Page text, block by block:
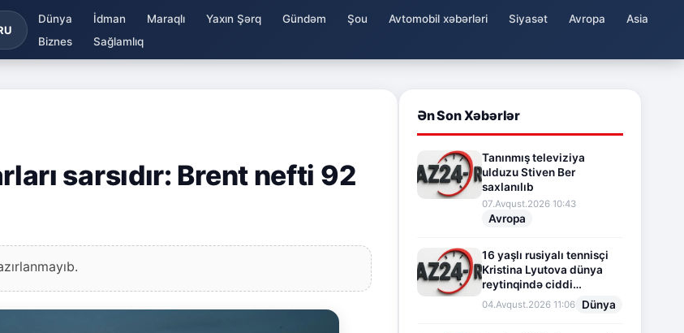
Dünya İdman Maraqlı Yaxın Şərq Gündəm Şou Avtomobil xəbərləri Siyasət Avropa
Asia
Biznes
Sağlamlıq
sarsıdır: Brent nefti 92
Ən Son Xəbərlər
Tanınmış televiziya
ulduzu Stiven Ber
saxlanılıb
07.Avqust.2026 10:43
Avropa
16 yaşlı rusiyalı tennisçi
Kristina Lyutova dünya
reytinqində ciddi
irəliləyişə imza atdı
04.Avqust.2026 11:06 Dünya